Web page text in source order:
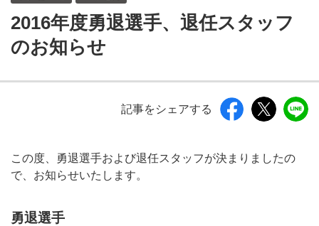
2016年度勇退選手、退任スタッフ
のお知らせ
記事をシェアする
この度、勇退選手および退任スタッフが決まりましたの
で、お知らせいたします。
勇退選手